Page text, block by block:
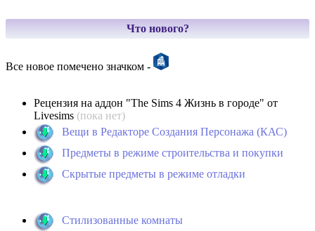
Что нового?
Все новое помечено значком -
Рецензия на аддон "The Sims 4 Жизнь в городе" от
Livesims (пока нет)
Вещи в Редакторе Создания Персонажа (КАС)
Предметы в режиме строительства и покупки
Скрытые предметы в режиме отладки
Стилизованные комнаты